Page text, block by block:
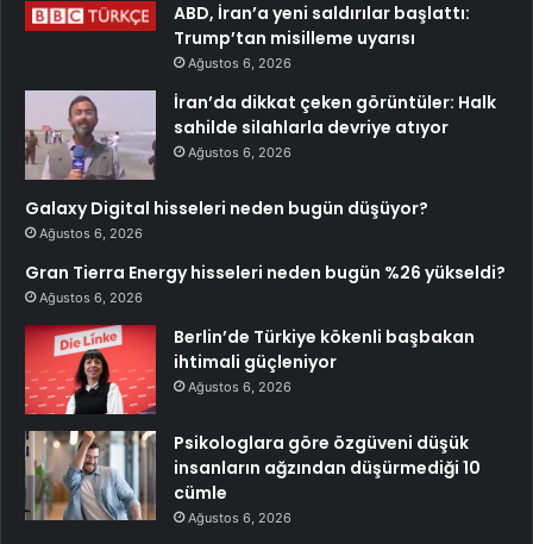
ABD, İran’a yeni saldırılar başlattı:
Trump’tan misilleme uyarısı
Ağustos 6, 2026
İran’da dikkat çeken görüntüler: Halk
sahilde silahlarla devriye atıyor
Ağustos 6, 2026
Galaxy Digital hisseleri neden bugün düşüyor?
Ağustos 6, 2026
Gran Tierra Energy hisseleri neden bugün %26 yükseldi?
Ağustos 6, 2026
Berlin’de Türkiye kökenli başbakan
ihtimali güçleniyor
Ağustos 6, 2026
Psikologlara göre özgüveni düşük
insanların ağzından düşürmediği 10
cümle
Ağustos 6, 2026